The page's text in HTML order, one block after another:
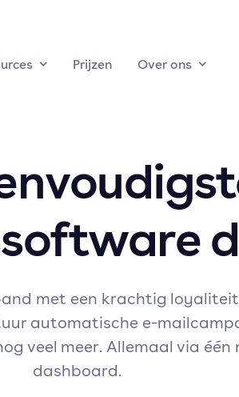
Prijzen Over ons
met een krachtig
automatische e-
veel meer. Allemaal via één
dashboard.